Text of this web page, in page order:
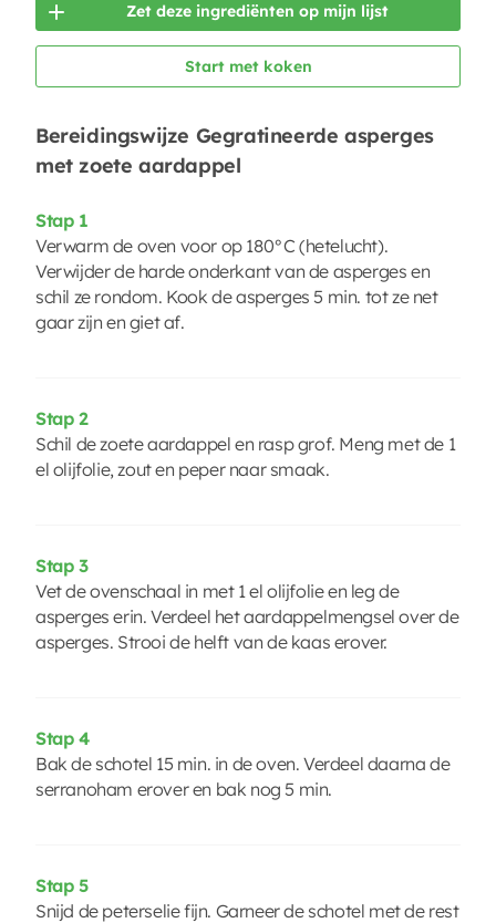
Zet deze ingrediënten op mijn lijst
Start met koken
Bereidingswijze Gegratineerde asperges
met zoete aardappel
Stap 1
Verwarm de oven voor op 180°C (hetelucht).
Verwijder de harde onderkant van de asperges en
schil ze rondom. Kook de asperges 5 min. tot ze net
gaar zijn en giet af.
Stap 2
Schil de zoete aardappel en rasp grof. Meng met de 1
el olijfolie, zout en peper naar smaak.
Stap 3
Vet de ovenschaal in met 1 el olijfolie en leg de
asperges erin. Verdeel het aardappelmengsel over de
asperges. Strooi de helft van de kaas erover.
Stap 4
Bak de schotel 15 min. in de oven. Verdeel daarna de
serranoham erover en bak nog 5 min.
Stap 5
Snijd de peterselie fijn. Garneer de schotel met de rest